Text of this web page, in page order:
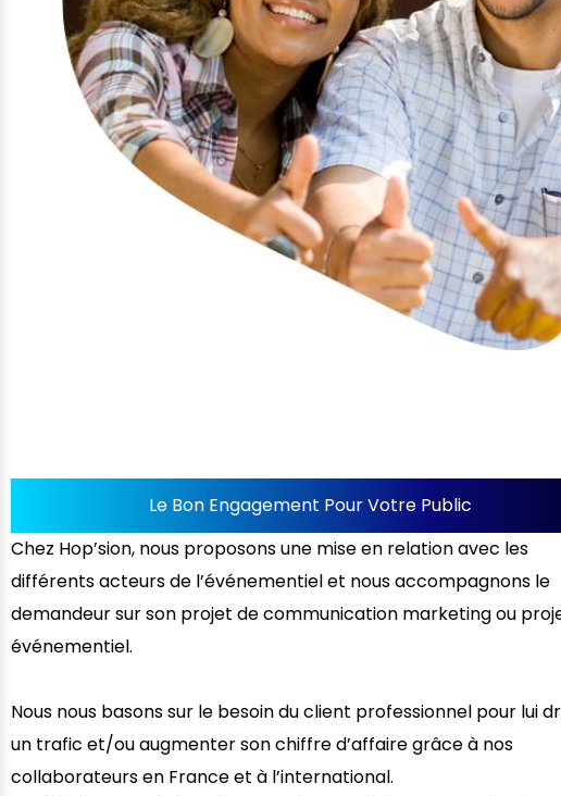
Le Bon Engagement Pour Votre Public
Chez Hop’sion, nous proposons une mise en relation avec les
différents acteurs de l’événementiel et nous accompagnons le
demandeur sur son projet de communication marketing ou
événementiel.
Nous nous basons sur le besoin du client professionnel pour lui
un trafic et/ou augmenter son chiffre d’affaire grâce à nos
collaborateurs en France et à l’international.